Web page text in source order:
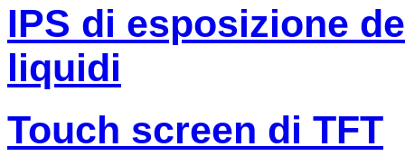
IPS di esposizione
liquidi
Touch screen di TFT